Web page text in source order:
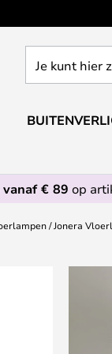
kunt
zoeken
webwinkel
vanaf € 89 op
Jonera